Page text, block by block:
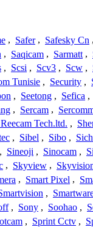
, Safer , Safesky Cn ,
, Saqicam , Sarmatt ,
, Scsi , Scv3 , Scw ,
Tunisie , Security ,
, Seetong , Sefica ,
, Sercam ,
Tech.ltd. ,
, Sibel , Sibo ,
, Sineoji , Sinocam ,
, Skyview ,
, Smart Pixel ,
,
, Sony , Soohao ,
, Sprint Cctv ,